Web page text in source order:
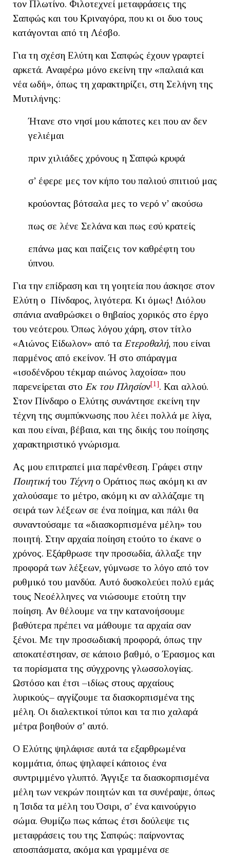
τον Πλωτίνο. Φιλοτεχνεί μεταφράσεις της
Σαπφώς και του Κριναγόρα, που κι οι δυο τους
κατάγονται από τη Λέσβο.
Για τη σχέση Ελύτη και Σαπφώς έχουν γραφτεί
αρκετά. Αναφέρω μόνο εκείνη την «παλαιά και
νέα ωδή», όπως τη χαρακτηρίζει, στη Σελήνη της
Μυτιλήνης:
Ήτανε στο νησί μου κάποτες κει που αν δεν
γελιέμαι
πριν χιλιάδες χρόνους η Σαπφώ κρυφά
σ’ έφερε μες τον κήπο του παλιού σπιτιού μας
κρούοντας βότσαλα μες το νερό ν’ ακούσω
πως σε λένε Σελάνα και πως εσύ κρατείς
επάνω μας και παίζεις τον καθρέφτη του
ύπνου.
Για την επίδραση και τη γοητεία που άσκησε στον
Ελύτη ο Πίνδαρος, λιγότερα. Κι όμως! Διόλου
σπάνια αναθρώσκει ο θηβαίος χορικός στο έργο
του νεότερου. Όπως λόγου χάρη, στον τίτλο
«Αιώνος Είδωλον» από τα Ετεροθαλή, που είναι
παρμένος από εκείνον. Ή στο σπάραγμα
«ισοδένδρου τέκμαρ αιώνος λαχοίσα» που
παρενείρεται στο Εκ του Πλησίον[1]. Και αλλού.
Στον Πίνδαρο ο Ελύτης συνάντησε εκείνη την
τέχνη της συμπύκνωσης που λέει πολλά με λίγα,
και που είναι, βέβαια, και της δικής του ποίησης
χαρακτηριστικό γνώρισμα.
Ας μου επιτραπεί μια παρένθεση. Γράφει στην
Ποιητικήτου Τέχνηο Οράτιος πως ακόμη κι αν
χαλούσαμε το μέτρο, ακόμη κι αν αλλάζαμε τη
σειρά των λέξεων σε ένα ποίημα, και πάλι θα
συναντούσαμε τα «διασκορπισμένα μέλη» του
ποιητή. Στην αρχαία ποίηση ετούτο το έκανε ο
χρόνος. Εξάρθρωσε την προσωδία, άλλαξε την
προφορά των λέξεων, γύμνωσε το λόγο από τον
ρυθμικό του μανδύα. Αυτό δυσκολεύει πολύ εμάς
τους Νεοέλληνες να νιώσουμε ετούτη την
ποίηση. Αν θέλουμε να την κατανοήσουμε
βαθύτερα πρέπει να μάθουμε τα αρχαία σαν
ξένοι. Με την προσωδιακή προφορά, όπως την
αποκατέστησαν, σε κάποιο βαθμό, ο Έρασμος και
τα πορίσματα της σύγχρονης γλωσσολογίας.
Ωστόσο και έτσι –ιδίως στους αρχαίους
λυρικούς– αγγίζουμε τα διασκορπισμένα της
μέλη. Οι διαλεκτικοί τύποι και τα πιο χαλαρά
μέτρα βοηθούν σ’ αυτό.
Ο Ελύτης ψηλάφισε αυτά τα εξαρθρωμένα
κομμάτια, όπως ψηλαφεί κάποιος ένα
συντριμμένο γλυπτό. Άγγιξε τα διασκορπισμένα
μέλη των νεκρών ποιητών και τα συνέραψε, όπως
η Ίσιδα τα μέλη του Όσιρι, σ’ ένα καινούργιο
σώμα. Θυμίζω πως κάπως έτσι δούλεψε τις
μεταφράσεις του της Σαπφώς: παίρνοντας
αποσπάσματα, ακόμα και γραμμένα σε